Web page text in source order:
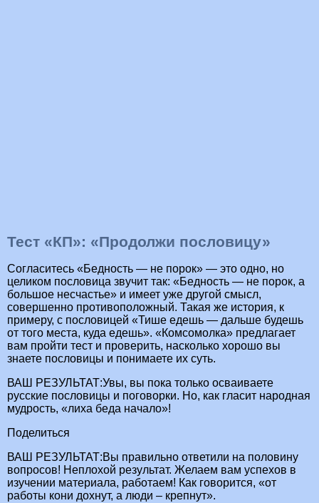
Тест «КП»: «Продолжи пословицу»
Согласитесь «Бедность — не порок» — это одно, но
целиком пословица звучит так: «Бедность — не порок, а
большое несчастье» и имеет уже другой смысл,
совершенно противоположный. Такая же история, к
примеру, с пословицей «Тише едешь — дальше будешь
от того места, куда едешь». «Комсомолка» предлагает
вам пройти тест и проверить, насколько хорошо вы
знаете пословицы и понимаете их суть.
ВАШ РЕЗУЛЬТАТ:Увы, вы пока только осваиваете
русские пословицы и поговорки. Но, как гласит народная
мудрость, «лиха беда начало»!
Поделиться
ВАШ РЕЗУЛЬТАТ:Вы правильно ответили на половину
вопросов! Неплохой результат. Желаем вам успехов в
изучении материала, работаем! Как говорится, «от
работы кони дохнут, а люди – крепнут».